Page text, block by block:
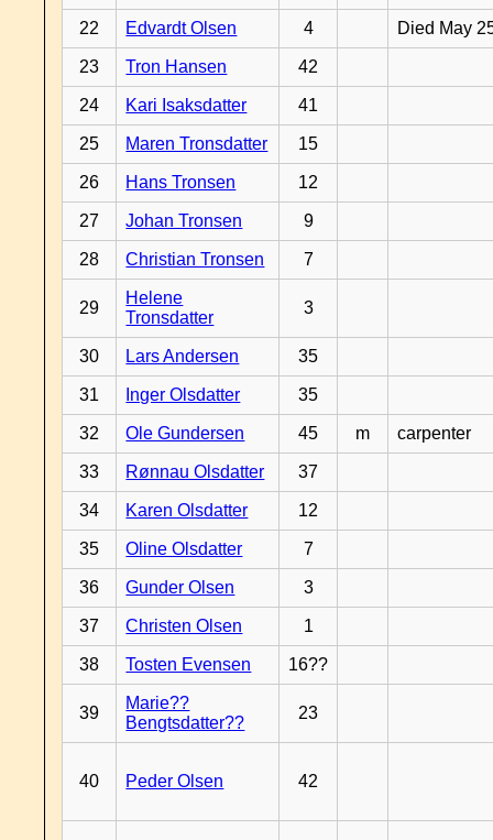
22 Edvardt Olsen 4 Died May
23 Tron Hansen 42
24 Kari Isaksdatter 41
25 Maren Tronsdatter 15
26 Hans Tronsen 12
27 Johan Tronsen 9
28 Christian Tronsen 7
29
Helene
Tronsdatter
3
30 Lars Andersen 35
31 Inger Olsdatter 35
32 Ole Gundersen 45 m carpenter
33 Rønnau Olsdatter 37
34 Karen Olsdatter 12
35 Oline Olsdatter 7
36 Gunder Olsen 3
37 Christen Olsen 1
38 Tosten Evensen 16??
39
Marie??
Bengtsdatter??
23
40 Peder Olsen 42